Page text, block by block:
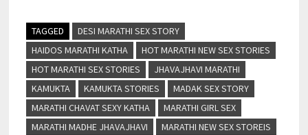
TAGGED
DESI MARATHI SEX STORY
HAIDOS MARATHI KATHA
HOT MARATHI NEW SEX STORIES
HOT MARATHI SEX STORIES
JHAVAJHAVI MARATHI
KAMUKTA
KAMUKTA STORIES
MADAK SEX STORY
MARATHI CHAVAT SEXY KATHA
MARATHI GIRL SEX
MARATHI MADHE JHAVAJHAVI
MARATHI NEW SEX STOREIS